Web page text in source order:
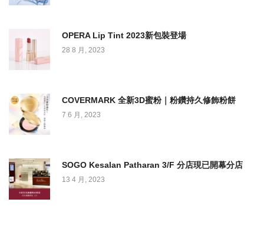
OPERA Lip Tint 2023新包裝登場
28 8 月, 2023
COVERMARK 全新3D蜜粉｜粉鑽持久修飾粉餅
7 6 月, 2023
SOGO Kesalan Patharan 3/F 分店現已開幕分店
13 4 月, 2023